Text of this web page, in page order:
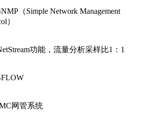
（Simple Network Management
）
功能，流量分析采样比1：1
网管系统